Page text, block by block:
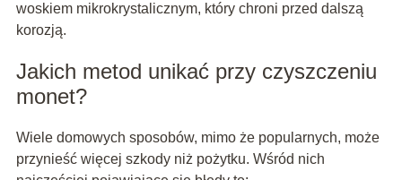
woskiem mikrokrystalicznym, który chroni przed dalszą
korozją.
Jakich metod unikać przy czyszczeniu
monet?
Wiele domowych sposobów, mimo że popularnych, może
przynieść więcej szkody niż pożytku. Wśród nich